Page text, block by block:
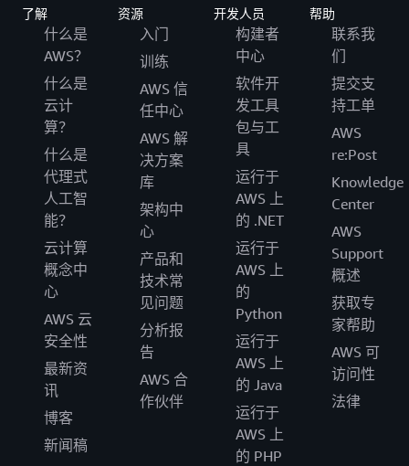
其与本地解决方案或众多商业密钥管理供应商
整合，其中多数供应商的现有解决方案均支持
XKS 代理规范。由于外部密钥存储由您或某个
第三方托管，您可获得系统中密钥的完整可用
性、持久性和性能。如需了解 XKS 是否符合您
的要求，请阅读 此博客
统经过精心设计，在这些依赖关系受损时也能保
持韧性；我们使用所谓的静态稳定性来实现这种
韧性水平。这意味着系统在静态状态下运行，在
故障期间或依赖关系不可用时也能继续正常运
行，无需进行更改。例如，在Amazon Elastic
Compute Cloud（Amazon EC2）中，启动实例
后，其可用性就如数据中心的物理服务器一样。
其他 AWS 资源也适用这一属性，例如虚拟私有云
（VPC）、
Amazon Simple Storage
Service（Amazon S3）
存储桶和对象，以及
Amazon Elastic Block Store（Amazon EBS）卷
等。请参阅《
Fault Isolation Boundaries
》白皮书
了解更多信息。
了解
什么是
AWS？
什么是
云计
算？
什么是
代理式
人工智
能？
云计算
概念中
心
AWS 云
安全性
最新资
讯
博客
新闻稿
资源
入门
训练
AWS 信
任中心
AWS 解
决方案
库
架构中
心
产品和
技术常
见问题
分析报
告
AWS 合
作伙伴
开发人员
构建者
中心
软件开
发工具
包与工
具
运行于
AWS 上
的 .NET
运行于
AWS 上
的
Python
运行于
AWS 上
的 Java
运行于
AWS 上
的 PHP
帮助
联系我
们
提交支
持工单
AWS
re:Post
Knowledge
Center
AWS
Support
概述
获取专
家帮助
AWS 可
访问性
法律